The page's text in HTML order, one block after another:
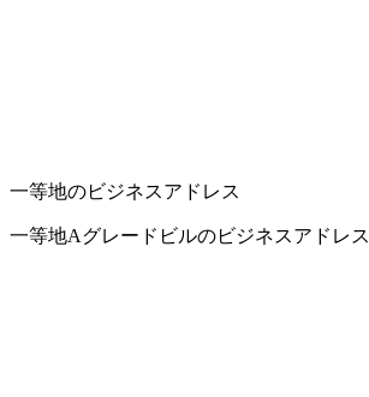
一等地のビジネスアドレス
一等地Aグレードビルのビジネスアドレス